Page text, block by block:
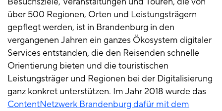
über 500 Regionen, Orten und Leistungsträgern
gepflegt werden, ist in Brandenburg in den
vergangenen Jahren ein ganzes Ökosystem digitaler
Services entstanden, die den Reisenden schnelle
Orientierung bieten und die touristischen
Leistungsträger und Regionen bei der Digitalisierung
ganz konkret unterstützen. Im Jahr 2018 wurde das
ContentNetzwerk Brandenburg dafür mit dem